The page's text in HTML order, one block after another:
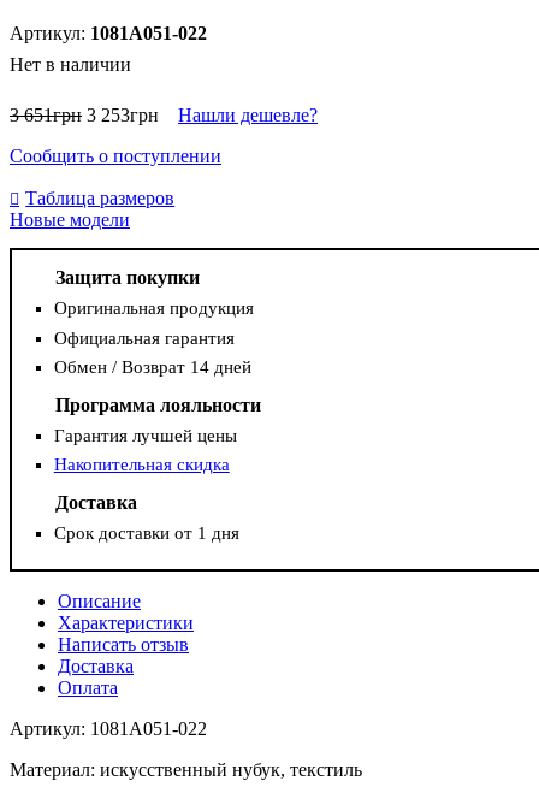
1081A051-022
Нет в наличии
3 651грн 3 253грн
Нашли дешевле?
Сообщить о поступлении
Таблица размеров
Новые модели
Защита покупки
Оригинальная продукция
Официальная гарантия
Обмен / Возврат 14 дней
Программа лояльности
Гарантия лучшей цены
Накопительная скидка
Доставка
Срок доставки от 1 дня
Описание
Характеристики
Написать отзыв
Доставка
Оплата
Артикул: 1081A051-022
Материал: искусственный нубук, текстиль